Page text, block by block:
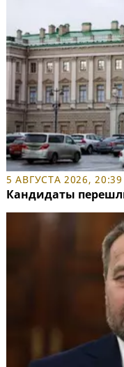
5 АВГУСТА 2026, 20:39
Кандидаты